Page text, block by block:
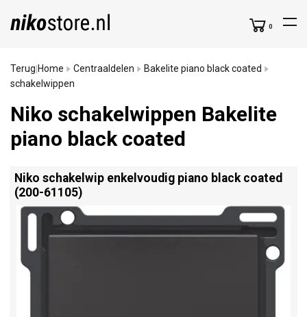
0
Terug Home Centraaldelen
Bakelite piano black coated
schakelwippen
Niko schakelwippen Bakelite
piano black coated
Niko schakelwip enkelvoudig piano black coated
(200-61105)